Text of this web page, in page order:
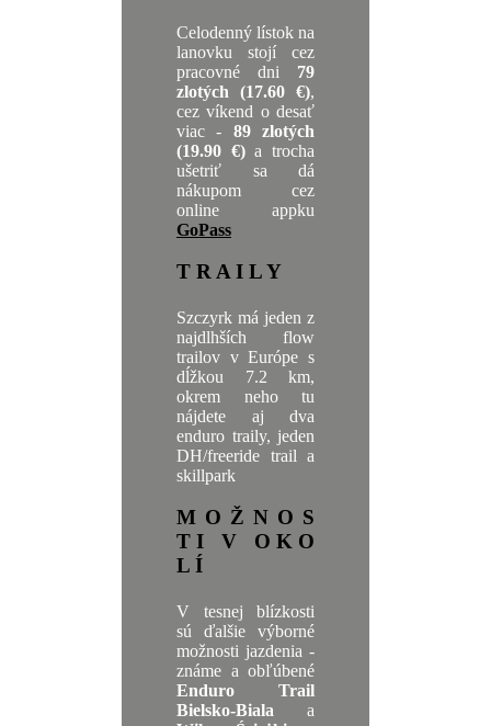
Celodenný lístok na
lanovku stojí cez
pracovné dni 79
zlotých (17.60 €),
cez víkend o desať
viac - 89 zlotých
(19.90 €)a trocha
ušetriť sa dá
nákupom cez
online appku
GoPass
T R A I L Y
Szczyrk má jeden z
najdlhších flow
trailov v Európe s
dĺžkou 7.2 km,
okrem neho tu
nájdete aj dva
enduro traily, jeden
DH/freeride trail a
skillpark
M O Ž N O S
T I V O K O
L Í
V tesnej blízkosti
sú ďalšie výborné
možnosti jazdenia -
známe a obľúbené
Enduro Trail
Bielsko-Biala a